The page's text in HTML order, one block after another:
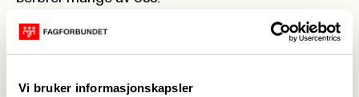
Vi bruker informasjonskapsler
5. mars kl 17.30-19.30
Folkets hus, Stavanger
på epost: ragnhild.k.aaro@fagforbundet.no